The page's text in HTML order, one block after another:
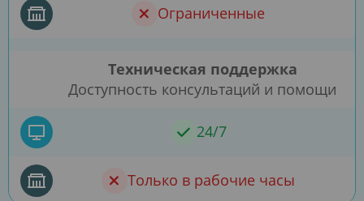
Ограниченные
Техническая поддержка
Доступность консультаций и помощи
24/7
Только в рабочие часы